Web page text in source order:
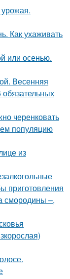
урожая.
Как ухаживать
или осенью.
Весенняя
черенковать
популяцию
из
приготовления
смородины –,